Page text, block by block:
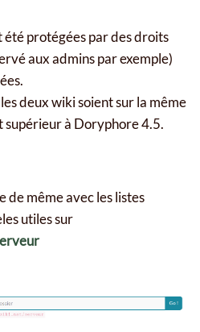
été protégées par des droits
aux admins par exemple)
deux wiki soient sur la même
supérieur à Doryphore 4.5.
de même avec les listes
utiles sur